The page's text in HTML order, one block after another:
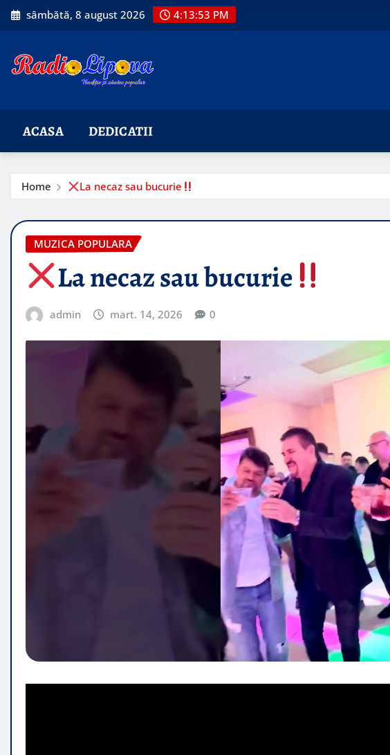
Skip
to
sâmbătă, 8 august 2026 4:13:55 PM
ACASA DEDICATII
Home La necaz sau bucurie
MUZICA POPULARA
La necaz sau bucurie
admin mart. 14, 2026 0